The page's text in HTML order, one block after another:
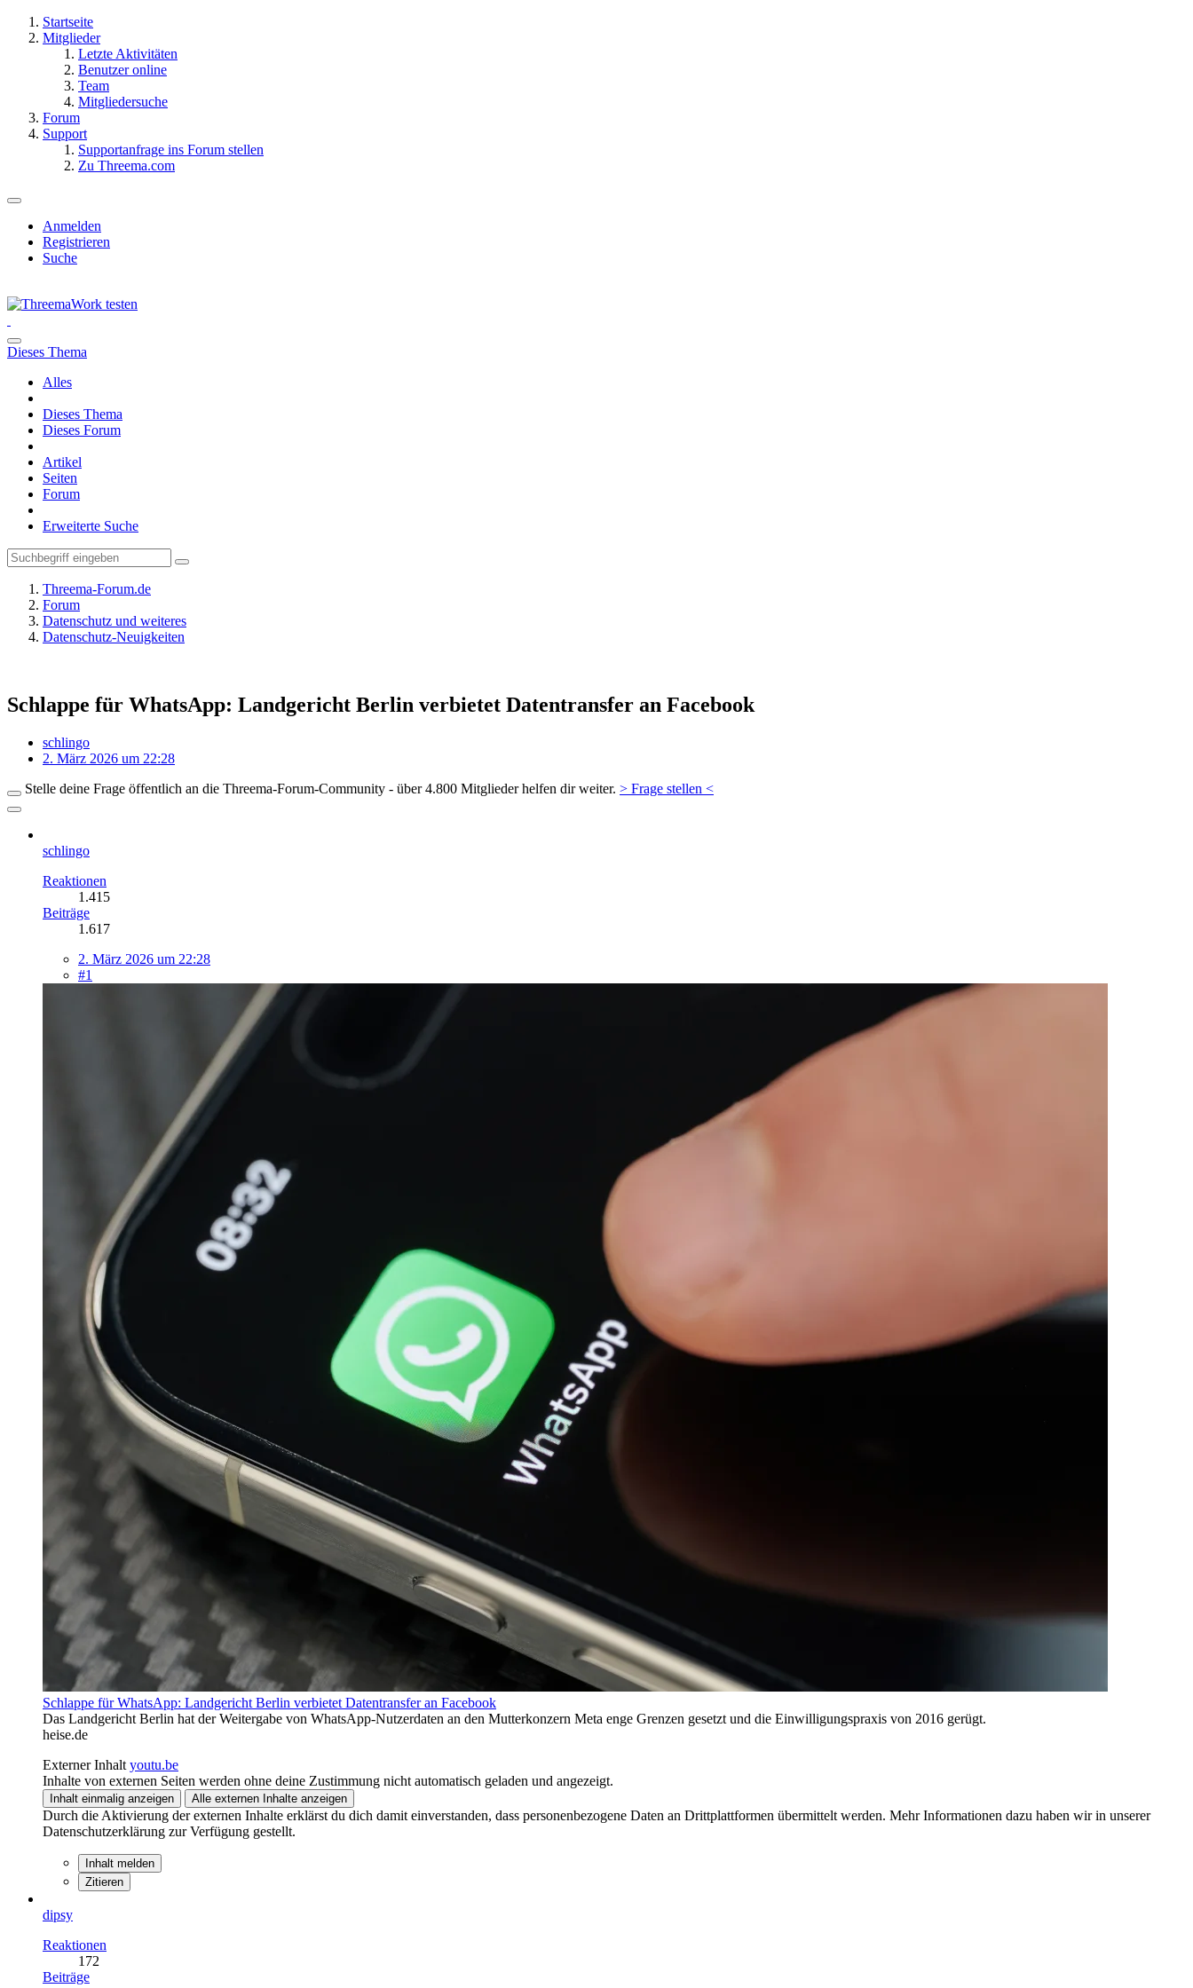
Startseite
Mitglieder
Letzte Aktivitäten
Benutzer online
Team
Mitgliedersuche
Forum
Support
Supportanfrage ins Forum stellen
Zu Threema.com
Anmelden
Registrieren
Suche
Dieses Thema
Alles
Dieses Thema
Dieses Forum
Artikel
Seiten
Forum
Erweiterte Suche
Threema-Forum.de
Forum
Datenschutz und weiteres
Datenschutz-Neuigkeiten
Schlappe für WhatsApp: Landgericht Berlin verbietet Datentransfer an Facebook
schlingo
2. März 2026 um 22:28
Stelle deine Frage öffentlich an die Threema-Forum-Community - über 4.800 Mitglieder helfen dir weiter. > Frage stellen <
schlingo
Reaktionen
1.415
Beiträge
1.617
2. März 2026 um 22:28
#1
Schlappe für WhatsApp: Landgericht Berlin verbietet Datentransfer an Facebook
Das Landgericht Berlin hat der Weitergabe von WhatsApp-Nutzerdaten an den Mutterkonzern Meta enge Grenzen gesetzt und die Einwilligungspraxis von 2016 gerügt.
heise.de
Externer Inhalt youtu.be
Inhalte von externen Seiten werden ohne deine Zustimmung nicht automatisch geladen und angezeigt.
Inhalt einmalig anzeigen Alle externen Inhalte anzeigen
Durch die Aktivierung der externen Inhalte erklärst du dich damit einverstanden, dass personenbezogene Daten an Drittplattformen übermittelt werden. Mehr Informationen dazu haben wir in unserer
Datenschutzerklärung zur Verfügung gestellt.
Inhalt melden
Zitieren
dipsy
Reaktionen
172
Beiträge